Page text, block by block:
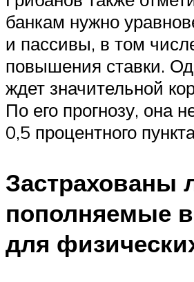
банкам нужно
и пассивы, в том
повышения ставки.
ждет значительной
По его прогнозу, она
0,5 процентного
Застрахованы
пополняемые
для